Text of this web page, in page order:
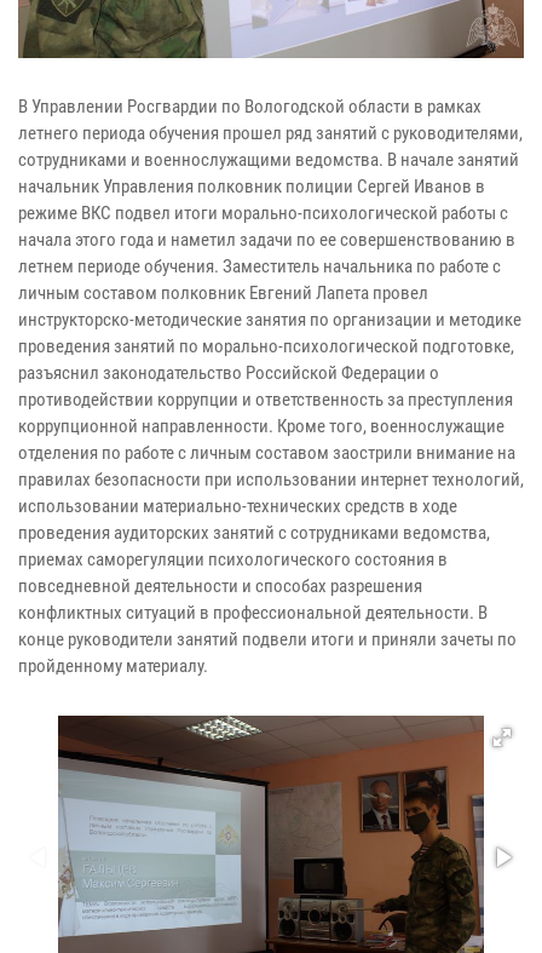
В Управлении Росгвардии по Вологодской области в рамках
летнего периода обучения прошел ряд занятий с руководителями,
сотрудниками и военнослужащими ведомства. В начале занятий
начальник Управления полковник полиции Сергей Иванов в
режиме ВКС подвел итоги морально-психологической работы с
начала этого года и наметил задачи по ее совершенствованию в
летнем периоде обучения. Заместитель начальника по работе с
личным составом полковник Евгений Лапета провел
инструкторско-методические занятия по организации и методике
проведения занятий по морально-психологической подготовке,
разъяснил законодательство Российской Федерации о
противодействии коррупции и ответственность за преступления
коррупционной направленности. Кроме того, военнослужащие
отделения по работе с личным составом заострили внимание на
правилах безопасности при использовании интернет технологий,
использовании материально-технических средств в ходе
проведения аудиторских занятий с сотрудниками ведомства,
приемах саморегуляции психологического состояния в
повседневной деятельности и способах разрешения
конфликтных ситуаций в профессиональной деятельности. В
конце руководители занятий подвели итоги и приняли зачеты по
пройденному материалу.